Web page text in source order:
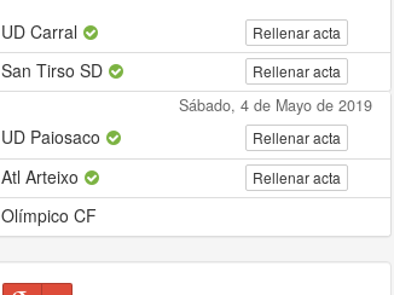
UD Carral Rellenar acta
San Tirso SD Rellenar acta
Sábado, 4 de Mayo de 2019
UD Paiosaco Rellenar acta
Atl Arteixo Rellenar acta
Olímpico CF